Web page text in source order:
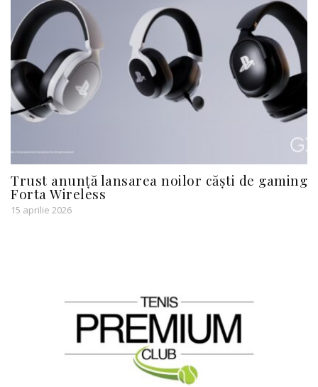
Trust anunță lansarea noilor căști de gaming
Forta Wireless
15 aprilie 2026